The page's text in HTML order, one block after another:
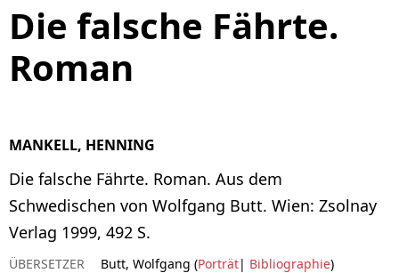
Die falsche Fährte.
Roman
MANKELL, HENNING
Die falsche Fährte. Roman. Aus dem
Schwedischen von Wolfgang Butt. Wien: Zsolnay
Verlag 1999, 492 S.
ÜBERSETZER Butt, Wolfgang (Porträt| Bibliographie)